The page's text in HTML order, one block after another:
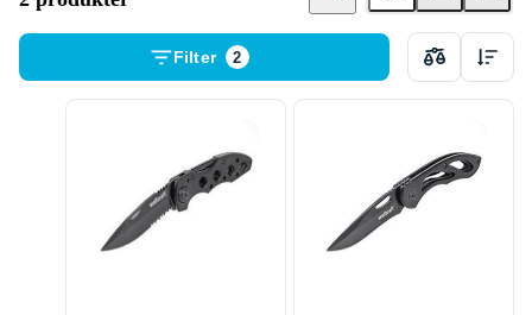
Filter 2